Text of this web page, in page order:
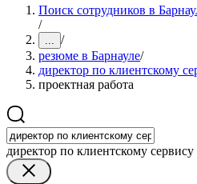
Поиск сотрудников в
/
... /
резюме в Барнауле/
директор по клиентскому
проектная работа
директор по клиентскому сервису